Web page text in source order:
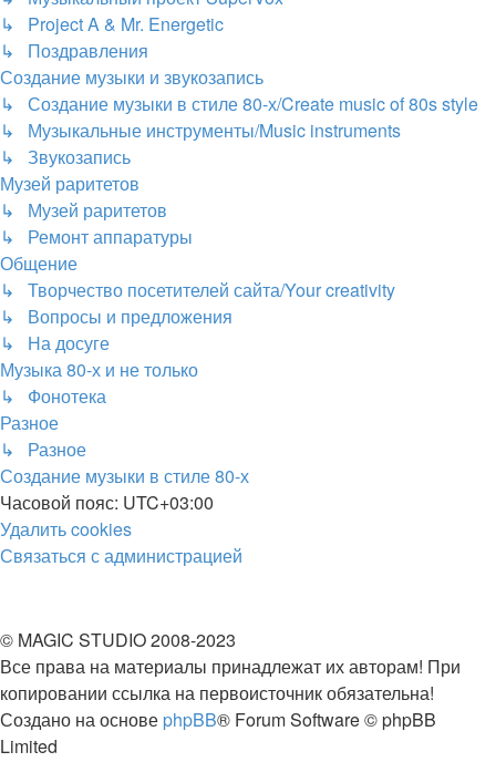
↳ Project A & Mr. Energetic
↳ Поздравления
Создание музыки и звукозапись
↳ Создание музыки в стиле 80-х/Create music of 80s style
↳ Музыкальные инструменты/Music instruments
↳ Звукозапись
Музей раритетов
↳ Музей раритетов
↳ Ремонт аппаратуры
Общение
↳ Творчество посетителей сайта/Your creativity
↳ Вопросы и предложения
↳ На досуге
Музыка 80-х и не только
↳ Фонотека
Разное
↳ Разное
Создание музыки в стиле 80-х
Часовой пояс: UTC+03:00
Удалить cookies
Связаться
Связаться садминистрацией
© MAGIC STUDIO 2008-2023
Все права на материалы принадлежат их авторам! При
копировании ссылка на первоисточник обязательна!
Создано на основе phpBB® Forum Software © phpBB
Limited